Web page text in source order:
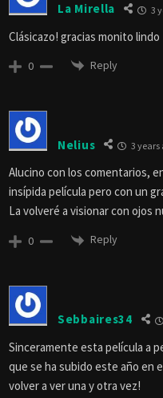
La Mirella 3
Clásicazo! gracias monito lindo
0 Reply
Nelius 3 years
Alucino con los comentarios,
insípida película pero con un
La volveré a visionar con ojos
0 Reply
Sebbaires34
Sinceramente esta película a
que se ha subido este año en
volver a ver una y otra vez!